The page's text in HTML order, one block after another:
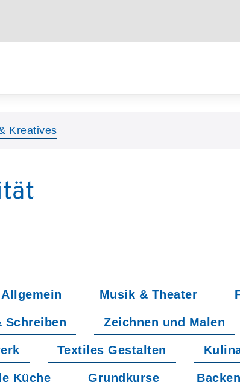
Kreatives
Allgemein Musik & Theater
Schreiben Zeichnen und Malen
Textiles Gestalten
Küche Grundkurse